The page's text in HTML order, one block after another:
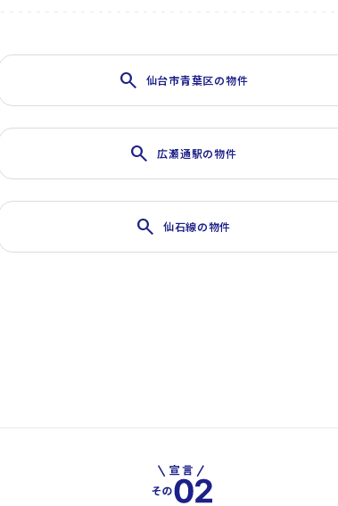
search 仙台市青葉区の物件
search 広瀬通駅の物件
search 仙石線の物件